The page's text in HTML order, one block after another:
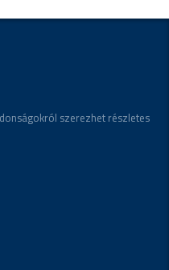
szerezhet részletes